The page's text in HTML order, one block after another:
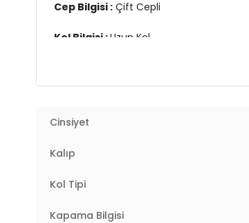
Cep Bilgisi : Çift Cepli
Kol Bilgisi :Uzun Kol
Üretim Yeri :
Cinsiyet
Kalıp
Kol Tipi
Kapama Bilgisi